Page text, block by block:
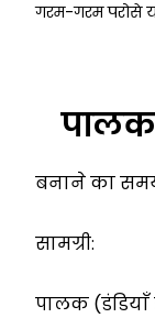
गरम-गरम परोसे
बनाने
सामग्री:
पालक